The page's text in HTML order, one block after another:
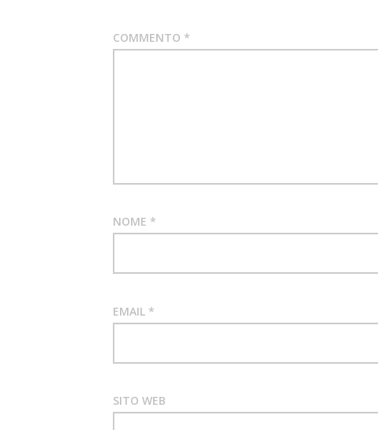
COMMENTO *
NOME *
EMAIL *
SITO WEB